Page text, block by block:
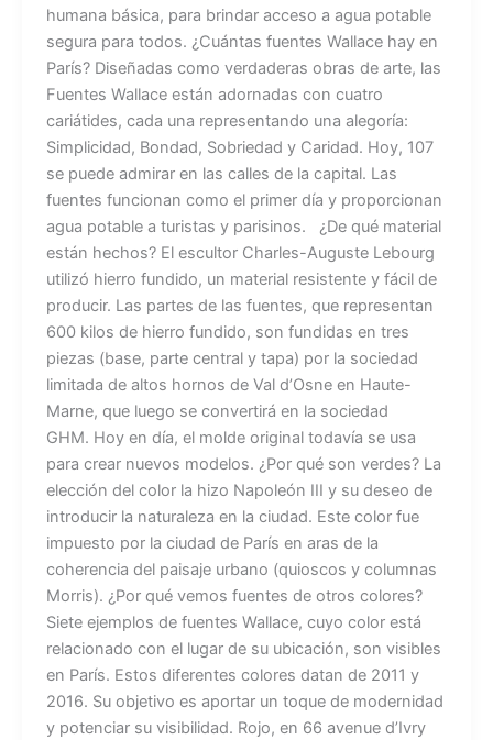
humana básica, para brindar acceso a agua potable
segura para todos. ¿Cuántas fuentes Wallace hay en
París? Diseñadas como verdaderas obras de arte, las
Fuentes Wallace están adornadas con cuatro
cariátides, cada una representando una alegoría:
Simplicidad, Bondad, Sobriedad y Caridad. Hoy, 107
se puede admirar en las calles de la capital. Las
fuentes funcionan como el primer día y proporcionan
agua potable a turistas y parisinos. ¿De qué material
están hechos? El escultor Charles-Auguste Lebourg
utilizó hierro fundido, un material resistente y fácil de
producir. Las partes de las fuentes, que representan
600 kilos de hierro fundido, son fundidas en tres
piezas (base, parte central y tapa) por la sociedad
limitada de altos hornos de Val d’Osne en Haute-
Marne, que luego se convertirá en la sociedad
GHM. Hoy en día, el molde original todavía se usa
para crear nuevos modelos. ¿Por qué son verdes? La
elección del color la hizo Napoleón III y su deseo de
introducir la naturaleza en la ciudad. Este color fue
impuesto por la ciudad de París en aras de la
coherencia del paisaje urbano (quioscos y columnas
Morris). ¿Por qué vemos fuentes de otros colores?
Siete ejemplos de fuentes Wallace, cuyo color está
relacionado con el lugar de su ubicación, son visibles
en París. Estos diferentes colores datan de 2011 y
2016. Su objetivo es aportar un toque de modernidad
y potenciar su visibilidad. Rojo, en 66 avenue d’Ivry